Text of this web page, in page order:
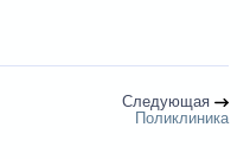
Следующая
Поликлиника